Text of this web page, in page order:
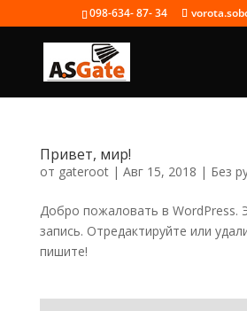
098-634- 87- 34
Привет, мир!
от gateroot| Авг 15, 2018 | Без
Добро пожаловать в WordPress.
запись. Отредактируйте или
пишите!